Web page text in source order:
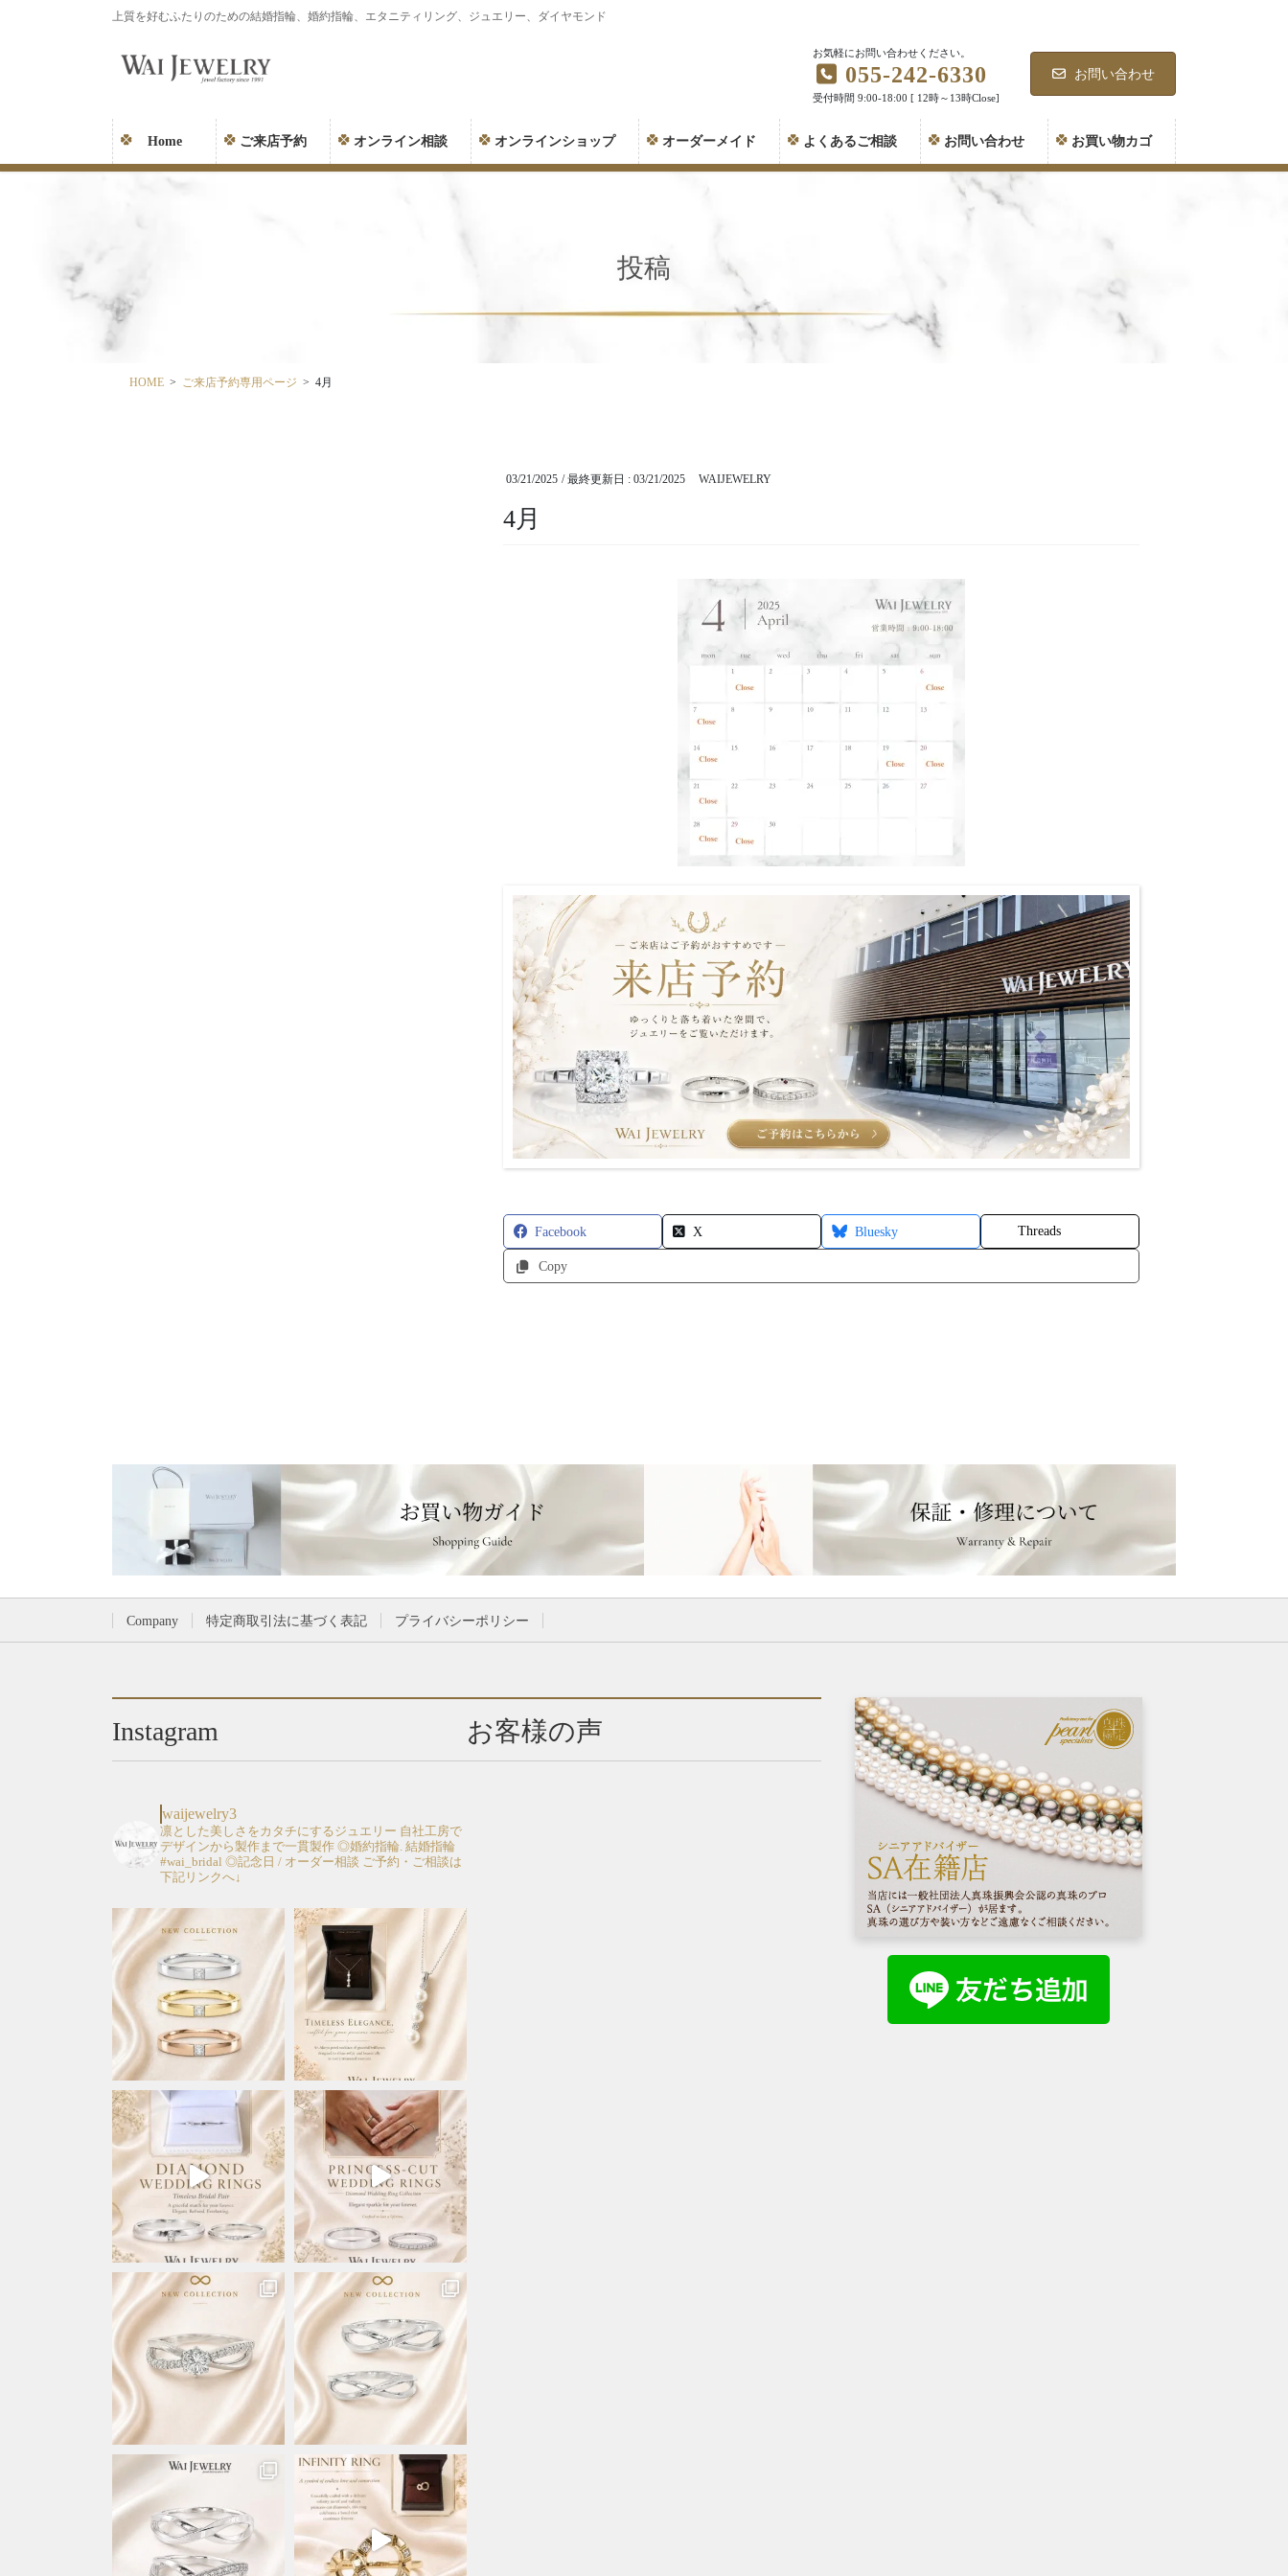
動
に
上質を好むふたりのための結婚指輪、婚約指輪、エタニティリング、ジュエリー、ダイヤモンド
お気軽にお問い合わせください。
055-242-6330
受付時間 9:00-18:00 [ 12時～13時Close]
お問い合わせ
Home ご来店予約 オンライン相談 オンラインショップ オーダーメイド よくあるご相談 お問い合わせ お買い物カゴ
投稿
HOME ご来店予約専用ページ 4月
03/21/2025 / 最終更新日 :03/21/2025 WAIJEWELRY
4月
Facebook X Bluesky Threads
Copy
Company 特定商取引法に基づく表記 プライバシーポリシー
Instagram
waijewelry3
凛とした美しさをカタチにするジュエリー 自社工房で
デザインから製作まで一貫製作 ◎婚約指輪. 結婚指輪
#wai_bridal ◎記念日 / オーダー相談 ご予約・ご相談は
下記リンクへ↓
お客様の声